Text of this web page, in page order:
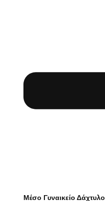
Μέσο Γυναικείο Δάχτυλο